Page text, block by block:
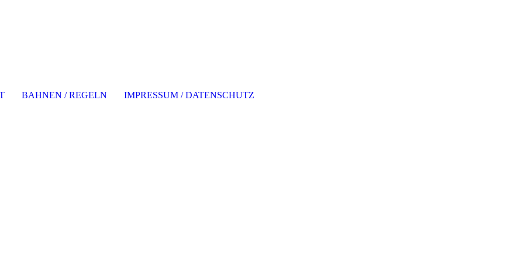
BAHNEN / REGELN IMPRESSUM / DATENSCHUTZ